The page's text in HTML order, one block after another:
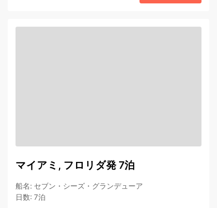
マイアミ, フロリダ発 7泊
船名: セブン・シーズ・グランデューア
日数: 7泊